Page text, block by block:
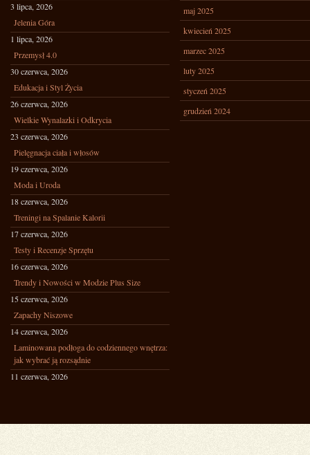
3 lipca, 2026
Jelenia Góra
1 lipca, 2026
Przemysł 4.0
30 czerwca, 2026
Edukacja i Styl Życia
26 czerwca, 2026
Wielkie Wynalazki i Odkrycia
23 czerwca, 2026
Pielęgnacja ciała i włosów
19 czerwca, 2026
Moda i Uroda
18 czerwca, 2026
Treningi na Spalanie Kalorii
17 czerwca, 2026
Testy i Recenzje Sprzętu
16 czerwca, 2026
Trendy i Nowości w Modzie Plus Size
15 czerwca, 2026
Zapachy Niszowe
14 czerwca, 2026
Laminowana podłoga do codziennego wnętrza:
jak wybrać ją rozsądnie
11 czerwca, 2026
maj 2025
kwiecień 2025
marzec 2025
luty 2025
styczeń 2025
grudzień 2024